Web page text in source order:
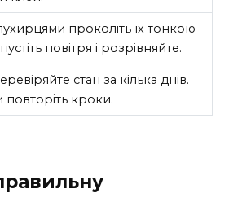
проколіть їх тонкою
повітря і розрівняйте.
стан за кілька днів.
повторіть кроки.